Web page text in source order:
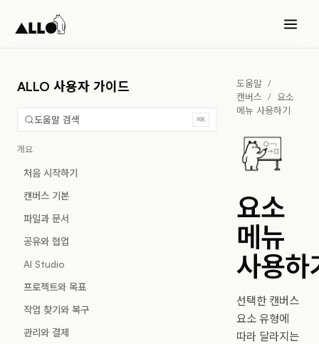
ALLO 사용자 가이드
도움말 검색 ⌘K
개요
처음 시작하기
캔버스 기본
파일과 문서
공유와 협업
AI Studio
프로젝트와 목표
작업 찾기와 복구
관리와 결제
도움말 /
캔버스 / 요소
메뉴 사용하기
요소
메뉴
사용하
선택한 캔버스
요소 유형에
따라 달라지는